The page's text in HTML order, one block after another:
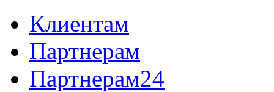
Клиентам
Партнерам
Партнерам24